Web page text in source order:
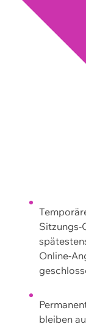
Sitzungs-
Online-
bleiben